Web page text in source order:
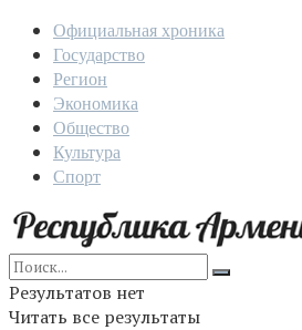
Официальная хроника
Государство
Регион
Экономика
Общество
Культура
Спорт
Результатов нет
Читать все результаты